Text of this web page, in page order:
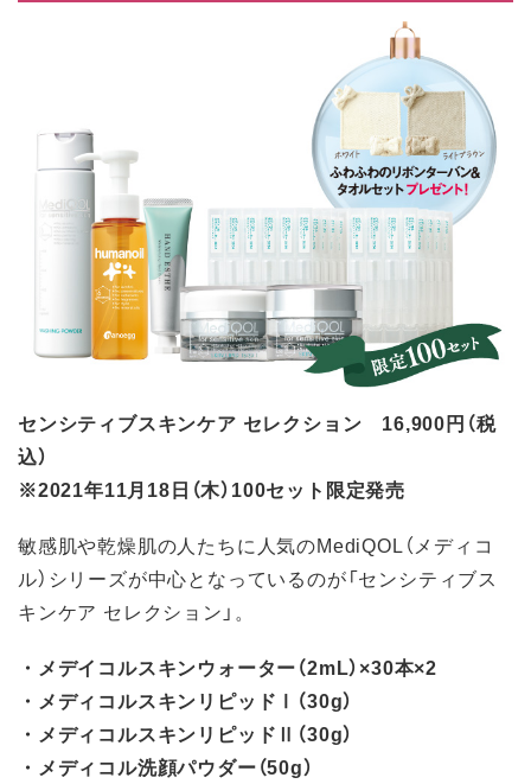
センシティブスキンケア セレクション 16,900円（税
込）
※2021年11月18日（木）100セット限定発売
敏感肌や乾燥肌の人たちに人気のMediQOL（メディコ
ル）シリーズが中心となっているのが「センシティブス
キンケア セレクション」。
・メデイコルスキンウォーター（2mL）×30本×2
・メディコルスキンリピッドⅠ（30g）
・メディコルスキンリピッドⅡ（30g）
・メディコル洗顔パウダー（50g）